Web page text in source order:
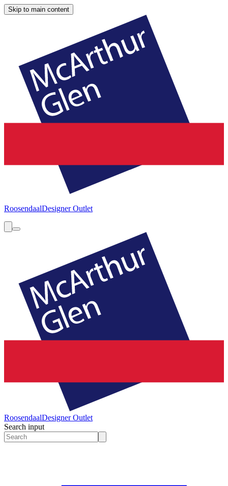
Skip to main content
RoosendaalDesigner Outlet
RoosendaalDesigner Outlet
Search input